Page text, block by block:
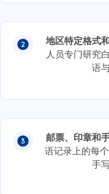
地区特定格式
人员专门研究
语
邮票、印章和
语记录上的每
手